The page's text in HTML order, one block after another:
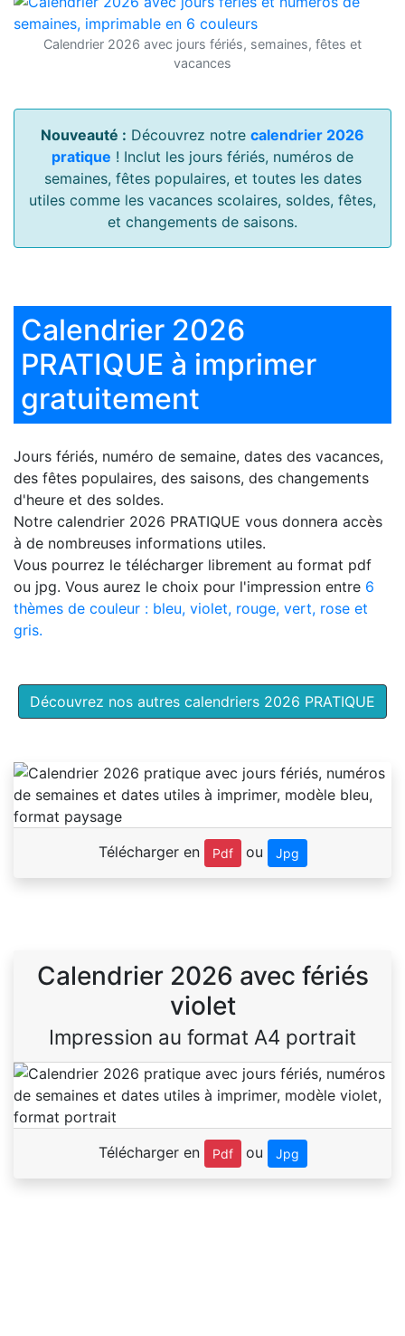
Calendrier 2026 avec jours fériés, semaines, fêtes et
vacances
Nouveauté : Découvrez notre calendrier 2026
pratique ! Inclut les jours fériés, numéros de
semaines, fêtes populaires, et toutes les dates
utiles comme les vacances scolaires, soldes, fêtes,
et changements de saisons.
Calendrier 2026
PRATIQUE à imprimer
gratuitement
Jours fériés, numéro de semaine, dates des vacances,
des fêtes populaires, des saisons, des changements
d'heure et des soldes.
Notre calendrier 2026 PRATIQUE vous donnera accès
à de nombreuses informations utiles.
Vous pourrez le télécharger librement au format pdf
ou jpg. Vous aurez le choix pour l'impression entre 6
thèmes de couleur : bleu, violet, rouge, vert, rose et
gris.
Découvrez nos autres calendriers 2026 PRATIQUE
Télécharger en Pdf ou Jpg
Calendrier 2026 avec fériés
violet
Impression au format A4 portrait
Télécharger en Pdf ou Jpg